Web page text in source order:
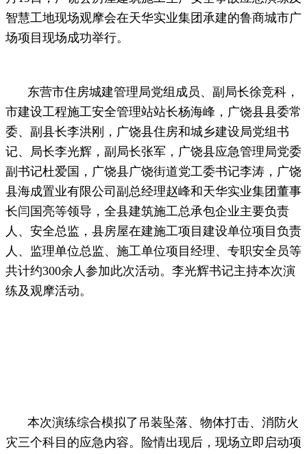
智慧工地现场观摩会在天华实业集团承建的鲁商城市广
场项目现场成功举行。
东营市住房城建管理局党组成员、副局长徐竞科，
市建设工程施工安全管理站站长杨海峰，广饶县县委常
委、副县长李洪刚，广饶县住房和城乡建设局党组书
记、局长李光辉，副局长张军，广饶县应急管理局党委
副书记杜爱国，广饶县广饶街道党工委书记李涛，广饶
县海成置业有限公司副总经理赵峰和天华实业集团董事
长闫国亮等领导，全县建筑施工总承包企业主要负责
人、安全总监，县房屋在建施工项目建设单位项目负责
人、监理单位总监、施工单位项目经理、专职安全员等
共计约300余人参加此次活动。李光辉书记主持本次演
练及观摩活动。
本次演练综合模拟了吊装坠落、物体打击、消防火
灾三个科目的应急内容。险情出现后，现场立即启动项